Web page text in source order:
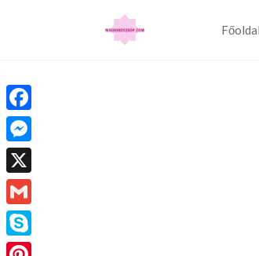
Főoldal
Facebook
Messenger
X
Gmail
Skype